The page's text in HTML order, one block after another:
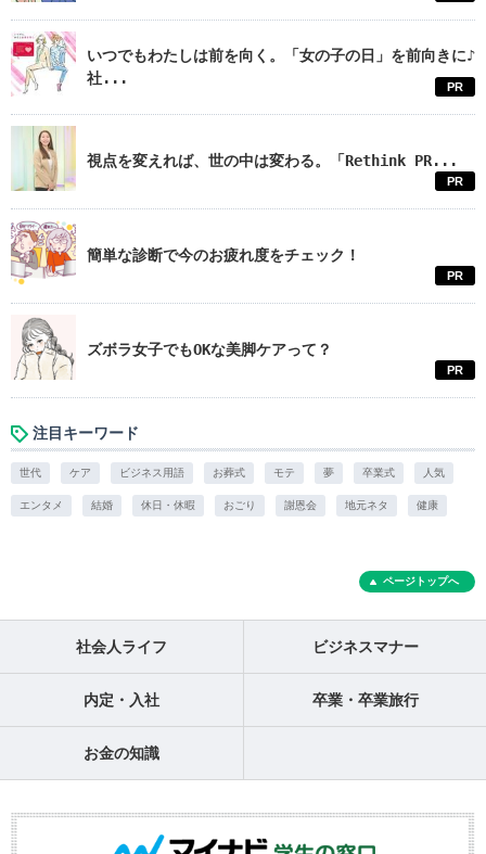
いつでもわたしは前を向く。「女の子の日」を前向きに♪
社...
PR
視点を変えれば、世の中は変わる。「Rethink PR...
PR
簡単な診断で今のお疲れ度をチェック！
PR
ズボラ女子でもOKな美脚ケアって？
PR
注目キーワード
世代 ケア ビジネス用語 お葬式 モテ 夢 卒業式 人気
エンタメ 結婚 休日・休暇 おごり 謝恩会 地元ネタ 健康
ページトップへ
社会人ライフ ビジネスマナー
内定・入社 卒業・卒業旅行
お金の知識